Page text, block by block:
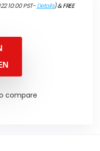
10:00 PST-Details)&FREE
compare